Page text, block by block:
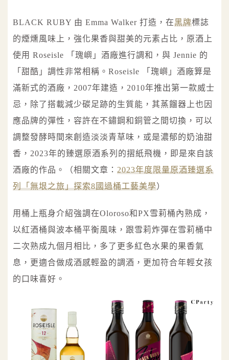
BLACK RUBY 由 Emma Walker 打造，在黑牌標誌
的煙燻風味上，強化果香與甜美的元素占比，原酒上
使用 Roseisle 「瑰嶼」酒廠進行調和，與 Jennie 的
「甜酷」調性非常相稱。Roseisle 「瑰嶼」酒廠算是
滿新式的酒廠，2007年建造，2010年推出第一款威士
忌，除了搭載減少碳足跡的生質能，其蒸餾器上也因
應品牌的彈性，容許在不鏽鋼和銅管之間切換，可以
調整發酵時間來創造淡淡青草味，或是濃郁的奶油甜
香，2023年的臻選原酒系列的摺紙飛機，即是來自該
酒廠的作品。（相關文章： 2023年度限量原酒臻選系
列「無垠之旅」探索8國過桶工藝美學）
用桶上瓶身介紹強調在Oloroso和PX雪莉桶內熟成，
以紅酒桶與波本桶平衡風味，跟雪莉炸彈在雪莉桶中
二次熟成九個月相比，多了更多紅色水果的果香氣
息，更適合做成酒感輕盈的調酒，更加符合年輕女孩
的口味喜好。